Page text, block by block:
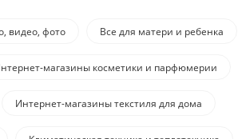
видео, фото Все для матери и ребенка
магазины косметики и парфюмерии
Интернет-магазины текстиля для дома